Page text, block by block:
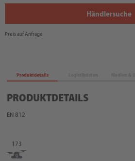
Händlersuche
Preis auf Anfrage
Produktdetails
PRODUKTDETAILS
EN 812
173